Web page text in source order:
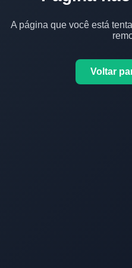
A página que você está
Voltar